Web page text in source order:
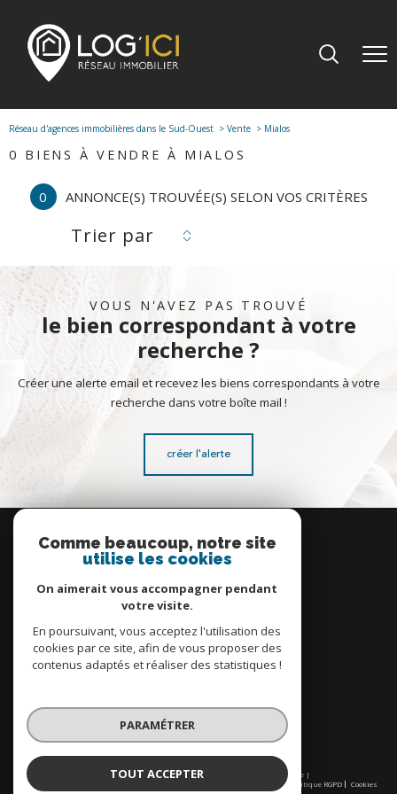
Réseau d'agences immobilières dans le Sud-Ouest Vente Mialos
0 BIENS À VENDRE À MIALOS
0 ANNONCE(S) TROUVÉE(S) SELON VOS CRITÈRES
Trier par
VOUS N'AVEZ PAS TROUVÉ
le bien correspondant à votre
recherche ?
Créer une alerte email et recevez les biens correspondants à votre
recherche dans votre boîte mail !
créer l'alerte
connecter
espace propriétaire
© 2026 | Tous droits réservés | Traduction powered by Google |
Nos honoraires
Politique RGPD Cookies
Comme beaucoup, notre site
utilise les cookies
On aimerait vous accompagner pendant
votre visite.
En poursuivant, vous acceptez l'utilisation des
cookies par ce site, afin de vous proposer des
contenus adaptés et réaliser des statistiques !
PARAMÉTRER
TOUT ACCEPTER